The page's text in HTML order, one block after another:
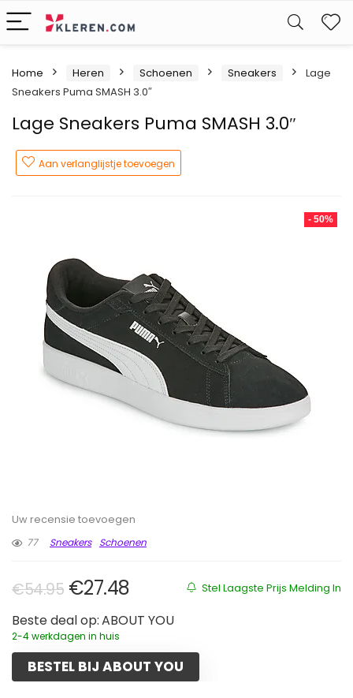
Home Heren Schoenen Sneakers
Lage
Sneakers Puma SMASH 3.0″
Lage Sneakers Puma SMASH 3.0″
Aan verlanglijstje toevoegen
- 50%
Uw recensie toevoegen
77
Sneakers Schoenen
Stel Laagste Prijs Melding In
€54.95 Oorspronkelijke prijs was:
€27.48Huidige prijs is: €27.48.
Beste deal op: ABOUT YOU
2-4 werkdagen in huis
BESTEL BIJ ABOUT YOU